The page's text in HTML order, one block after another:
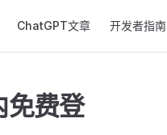
ChatGPT文章 开发者指南
免费登